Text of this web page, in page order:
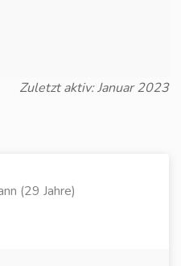
Zuletzt aktiv: Januar 2023
(29 Jahre)